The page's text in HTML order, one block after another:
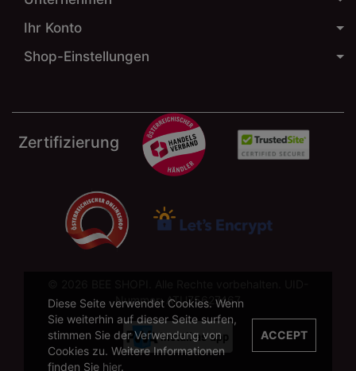
Ihr Konto
Shop-Einstellungen
Zertifizierung
Nummer: ATU75627467
Diese Seite verwendet Cookies. Wenn
Sie weiterhin auf dieser Seite surfen,
stimmen Sie der Verwendung von
Cookies zu. Weitere Informationen
finden Sie hier.
ACCEPT